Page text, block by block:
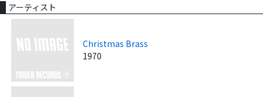
アーティスト
Christmas Brass
1970